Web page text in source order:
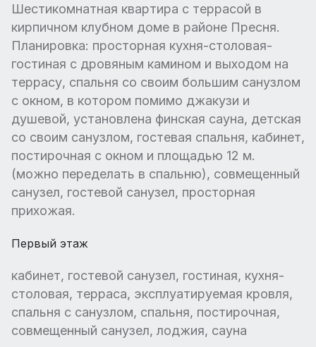
Шестикомнатная квартира с террасой в
кирпичном клубном доме в районе Пресня.
Планировка: просторная кухня-столовая-
гостиная с дровяным камином и выходом на
террасу, спальня со своим большим санузлом
с окном, в котором помимо джакузи и
душевой, установлена финская сауна, детская
со своим санузлом, гостевая спальня, кабинет,
постирочная с окном и площадью 12 м.
(можно переделать в спальню), совмещенный
санузел, гостевой санузел, просторная
прихожая.
Первый этаж
кабинет, гостевой санузел, гостиная, кухня-
столовая, терраса, эксплуатируемая кровля,
спальня с санузлом, спальня, постирочная,
совмещенный санузел, лоджия, сауна